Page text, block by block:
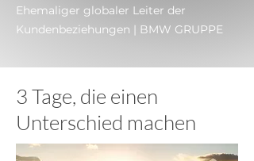
Ehemaliger globaler Leiter der
Kundenbeziehungen | BMW GRUPPE
3 Tage, die einen
Unterschied machen